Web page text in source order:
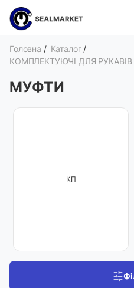
Головна / Каталог /
КОМПЛЕКТУЮЧІ ДЛЯ
МУФТИ
КП